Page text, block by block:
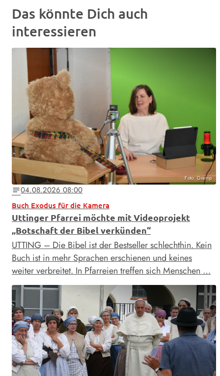
Das könnte Dich auch
interessieren
Foto: Gremp
notes04.08.2026 08:00
Buch Exodus für die Kamera
Uttinger Pfarrei möchte mit Videoprojekt
„Botschaft der Bibel verkünden“
UTTING – Die Bibel ist der Bestseller schlechthin. Kein
Buch ist in mehr Sprachen erschienen und keines
weiter verbreitet. In Pfarreien treffen sich Menschen …